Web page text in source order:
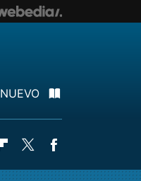
NUEVO
Flipboard
Twitter